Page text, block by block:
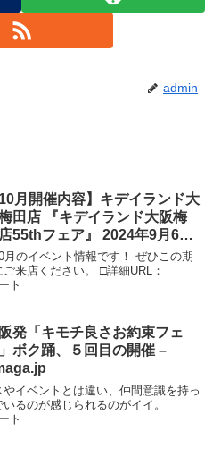
admin
10月開催内容】キデイランド大
田店 『キデイランド大阪梅
55thフェア』 2024年9月6日
のイベント情報です！ ぜひこの期
来店ください。 □詳細URL：
ト
発「キモチ良さお約束フェ
ボク踊、５回目の開催 –
イベントとは違い、仲間意識を持っ
るのが感じられるのがイイ。
ト